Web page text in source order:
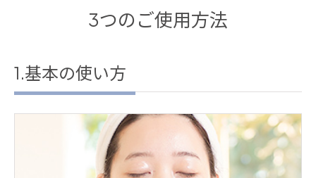
3つのご使用方法
1.基本の使い方